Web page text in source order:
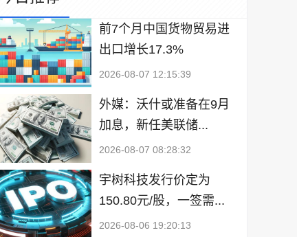
前7个月中国货物贸易进
出口增长17.3%
2026-08-07 12:15:39
外媒：沃什或准备在9月
加息，新任美联储...
2026-08-07 08:28:32
宇树科技发行价定为
150.80元/股，一签需...
2026-08-06 19:20:13